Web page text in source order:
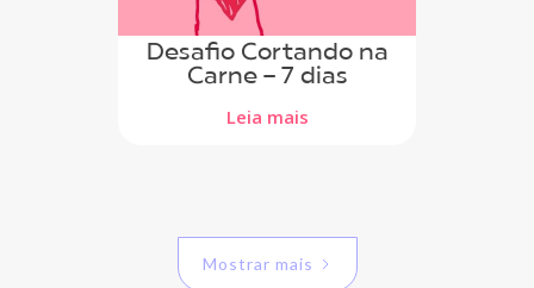
Desafio Cortando na
Carne - 7 dias
Leia mais
Mostrar mais